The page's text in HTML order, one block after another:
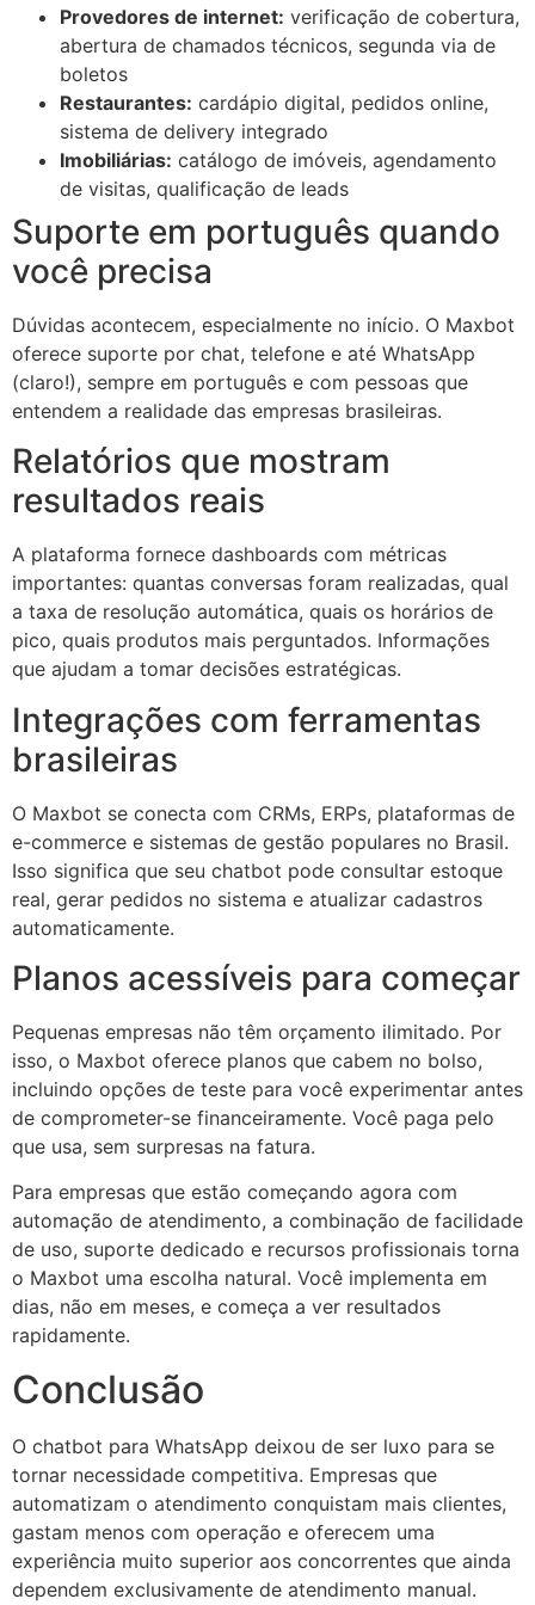
Provedores de internet: verificação de cobertura,
abertura de chamados técnicos, segunda via de
boletos
Restaurantes: cardápio digital, pedidos online,
sistema de delivery integrado
Imobiliárias: catálogo de imóveis, agendamento
de visitas, qualificação de leads
Suporte em português quando
você precisa
Dúvidas acontecem, especialmente no início. O Maxbot
oferece suporte por chat, telefone e até WhatsApp
(claro!), sempre em português e com pessoas que
entendem a realidade das empresas brasileiras.
Relatórios que mostram
resultados reais
A plataforma fornece dashboards com métricas
importantes: quantas conversas foram realizadas, qual
a taxa de resolução automática, quais os horários de
pico, quais produtos mais perguntados. Informações
que ajudam a tomar decisões estratégicas.
Integrações com ferramentas
brasileiras
O Maxbot se conecta com CRMs, ERPs, plataformas de
e-commerce e sistemas de gestão populares no Brasil.
Isso significa que seu chatbot pode consultar estoque
real, gerar pedidos no sistema e atualizar cadastros
automaticamente.
Planos acessíveis para começar
Pequenas empresas não têm orçamento ilimitado. Por
isso, o Maxbot oferece planos que cabem no bolso,
incluindo opções de teste para você experimentar antes
de comprometer-se financeiramente. Você paga pelo
que usa, sem surpresas na fatura.
Para empresas que estão começando agora com
automação de atendimento, a combinação de facilidade
de uso, suporte dedicado e recursos profissionais torna
o Maxbot uma escolha natural. Você implementa em
dias, não em meses, e começa a ver resultados
rapidamente.
Conclusão
O chatbot para WhatsApp deixou de ser luxo para se
tornar necessidade competitiva. Empresas que
automatizam o atendimento conquistam mais clientes,
gastam menos com operação e oferecem uma
experiência muito superior aos concorrentes que ainda
dependem exclusivamente de atendimento manual.